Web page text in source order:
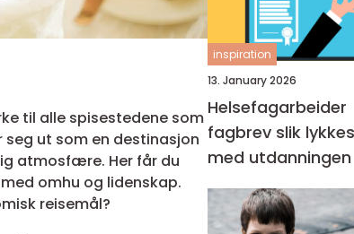
til alle spisestedene som
seg ut som en destinasjon
atmosfære. Her får du
omhu og lidenskap.
reisemål?
inspiration
13. January 2026
Helsefagarbeider
fagbrev slik lykkes du
med utdanningen